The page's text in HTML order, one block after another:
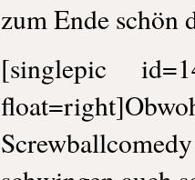
zum Ende schön
[singlepic